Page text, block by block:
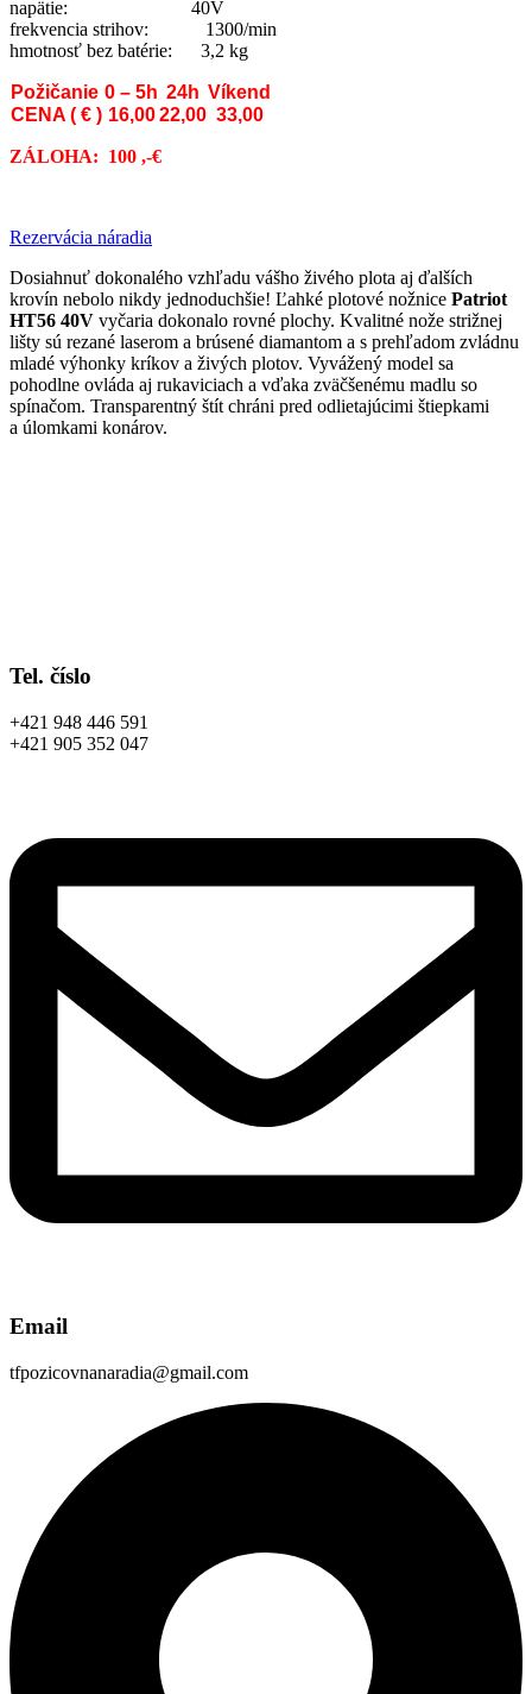
napätie: 40V
frekvencia strihov: 1300/min
hmotnosť bez batérie: 3,2 kg
Požičanie 0 – 5h 24h Víkend
CENA ( € ) 16,00 22,00 33,00
ZÁLOHA: 100 ,-€
Rezervácia náradia
Dosiahnuť dokonalého vzhľadu vášho živého plota aj ďalších
krovín nebolo nikdy jednoduchšie! Ľahké plotové nožnice Patriot
HT56 40V vyčaria dokonalo rovné plochy. Kvalitné nože strižnej
lišty sú rezané laserom a brúsené diamantom a s prehľadom zvládnu
mladé výhonky kríkov a živých plotov. Vyvážený model sa
pohodlne ovláda aj rukaviciach a vďaka zväčšenému madlu so
spínačom. Transparentný štít chráni pred odlietajúcimi štiepkami
a úlomkami konárov.
Tel. číslo
+421 948 446 591
+421 905 352 047
Email
tfpozicovnanaradia@gmail.com